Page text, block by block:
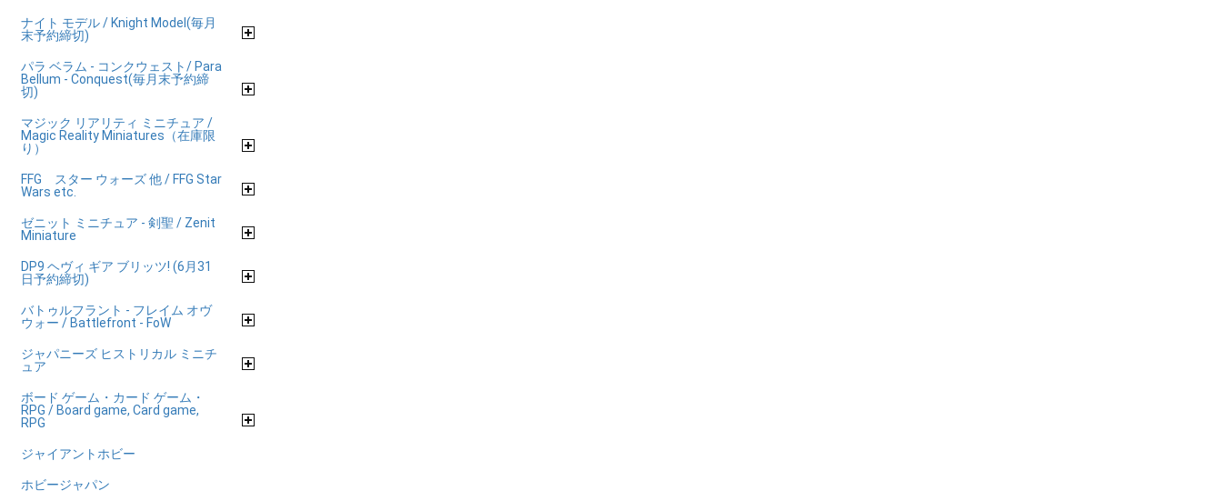
ナイト モデル / Knight Model(毎月
末予約締切)
パラ ベラム - コンクウェスト/ Para
Bellum - Conquest(毎月末予約締
切)
マジック リアリティ ミニチュア /
Magic Reality Miniatures（在庫限
り）
FFG スター ウォーズ 他 / FFG Star
Wars etc.
ゼニット ミニチュア - 剣聖 / Zenit
Miniature
DP9 ヘヴィ ギア ブリッツ! (6月31
日予約締切)
バトゥルフラント - フレイム オヴ
ウォー / Battlefront - FoW
ジャパニーズ ヒストリカル ミニチ
ュア
ボード ゲーム・カード ゲーム・
RPG / Board game, Card game,
RPG
ジャイアントホビー
ホビージャパン